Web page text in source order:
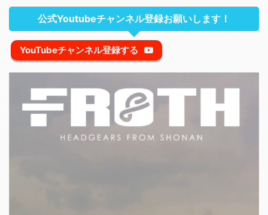
公式Youtubeチャンネル登録お願いします！
YouTubeチャンネル登録する